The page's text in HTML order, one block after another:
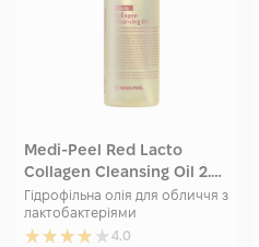
Medi-Peel Red Lacto
Collagen Cleansing Oil 2.0
200 мл
Гідрофільна олія для обличчя з
лактобактеріями
4.0